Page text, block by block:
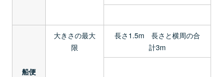
船便
大きさの最大
限
長さ1.5m 長さと横周の合
計3m